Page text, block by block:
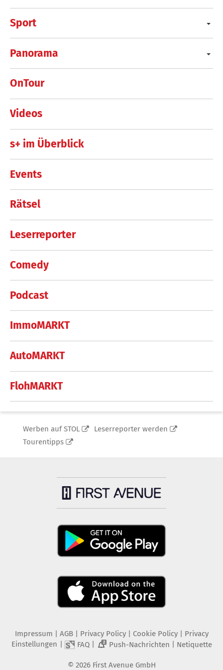
Sport
Panorama
OnTour
Videos
s+ im Überblick
Events
Rätsel
Leserreporter
Comedy
Podcast
ImmoMARKT
AutoMARKT
FlohMARKT
Werben auf STOL
Leserreporter werden
Tourentipps
Impressum AGB Privacy Policy| Cookie Policy| Privacy
Einstellungen
FAQ| 2 Push-Nachrichten Netiquette
© 2026 First Avenue GmbH